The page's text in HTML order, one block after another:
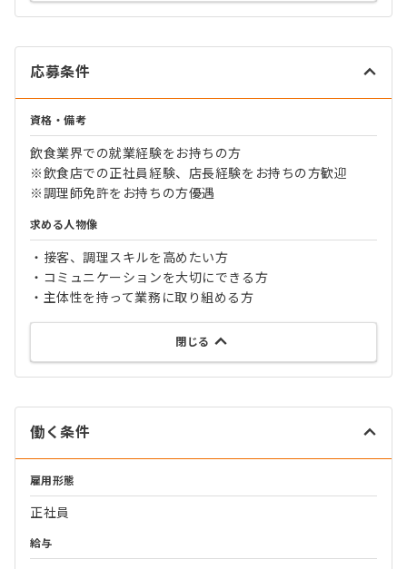
応募条件
資格・備考
飲食業界での就業経験をお持ちの方
※飲食店での正社員経験、店長経験をお持ちの方歓迎
※調理師免許をお持ちの方優遇
求める人物像
・接客、調理スキルを高めたい方
・コミュニケーションを大切にできる方
・主体性を持って業務に取り組める方
閉じる
働く条件
雇用形態
正社員
給与